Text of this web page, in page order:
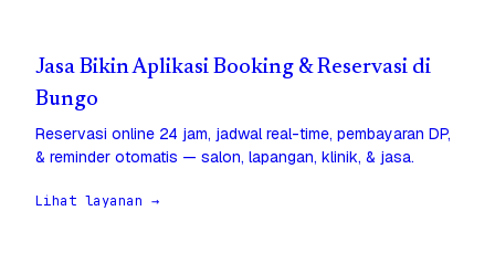
Jasa Bikin Aplikasi Booking & Reservasi di
Bungo
Reservasi online 24 jam, jadwal real-time, pembayaran DP,
& reminder otomatis — salon, lapangan, klinik, & jasa.
Lihat layanan →